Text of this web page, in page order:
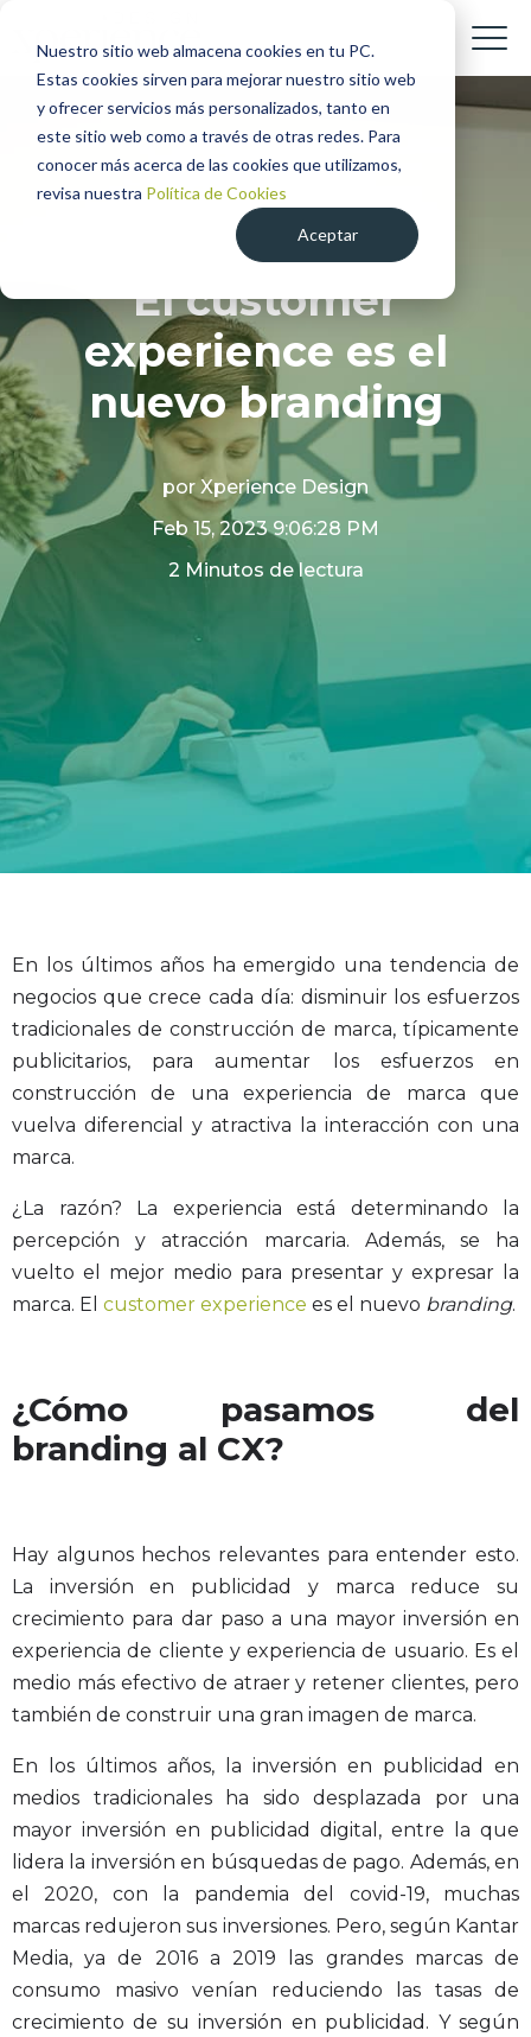
Nuestro sitio web almacena cookies en tu PC.
Estas cookies sirven para mejorar nuestro sitio web
y ofrecer servicios más personalizados, tanto en
este sitio web como a través de otras redes. Para
conocer más acerca de las cookies que utilizamos,
revisa nuestra Política de Cookies
Aceptar
Customer Experience CX
El customer
experience es el
nuevo branding
por Xperience Design
Feb 15, 2023 9:06:28 PM
2 Minutos de lectura
En los últimos años ha emergido una tendencia de
negocios que crece cada día: disminuir los esfuerzos
tradicionales de construcción de marca, típicamente
publicitarios, para aumentar los esfuerzos en
construcción de una experiencia de marca que
vuelva diferencial y atractiva la interacción con una
marca.
¿La razón? La experiencia está determinando la
percepción y atracción marcaria. Además, se ha
vuelto el mejor medio para presentar y expresar la
marca. El customer experience es el nuevo branding.
¿Cómo pasamos del
branding al CX?
Hay algunos hechos relevantes para entender esto.
La inversión en publicidad y marca reduce su
crecimiento para dar paso a una mayor inversión en
experiencia de cliente y experiencia de usuario. Es el
medio más efectivo de atraer y retener clientes, pero
también de construir una gran imagen de marca.
En los últimos años, la inversión en publicidad en
medios tradicionales ha sido desplazada por una
mayor inversión en publicidad digital, entre la que
lidera la inversión en búsquedas de pago. Además, en
el 2020, con la pandemia del covid-19, muchas
marcas redujeron sus inversiones. Pero, según Kantar
Media, ya de 2016 a 2019 las grandes marcas de
consumo masivo venían reduciendo las tasas de
crecimiento de su inversión en publicidad. Y según